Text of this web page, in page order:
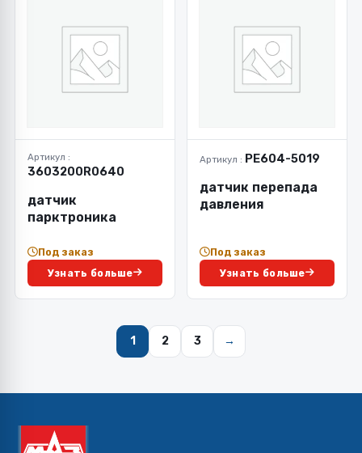
Артикул :
3603200R0640
датчик
парктроника
Под заказ
Узнать больше
Артикул : PE604-5019
датчик перепада
давления
Под заказ
Узнать больше
1 2 3 →